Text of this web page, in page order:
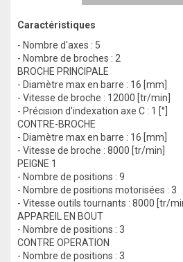
Caractéristiques
- Nombre d'axes : 5
- Nombre de broches : 2
BROCHE PRINCIPALE
- Diamètre max en barre : 16 [mm]
- Vitesse de broche : 12000 [tr/min]
- Précision d'indexation axe C : 1 [°]
CONTRE-BROCHE
- Diamètre max en barre : 16 [mm]
- Vitesse de broche : 8000 [tr/min]
PEIGNE 1
- Nombre de positions : 9
- Nombre de positions motorisées : 3
- Vitesse outils tournants : 8000 [tr/
APPAREIL EN BOUT
- Nombre de positions : 3
CONTRE OPERATION
- Nombre de positions : 3